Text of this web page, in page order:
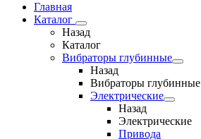
Главная
Каталог
Назад
Каталог
Вибраторы глубинные
Назад
Вибраторы глубинные
Электрические
Назад
Электрические
Привода